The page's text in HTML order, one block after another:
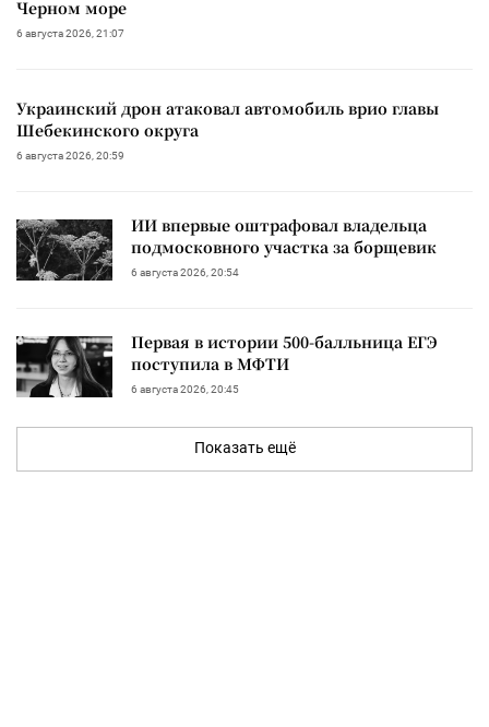
Черном море
6 августа 2026, 21:07
Украинский дрон атаковал автомобиль врио главы
Шебекинского округа
6 августа 2026, 20:59
ИИ впервые оштрафовал владельца
подмосковного участка за борщевик
6 августа 2026, 20:54
Первая в истории 500-балльница ЕГЭ
поступила в МФТИ
6 августа 2026, 20:45
Показать ещё